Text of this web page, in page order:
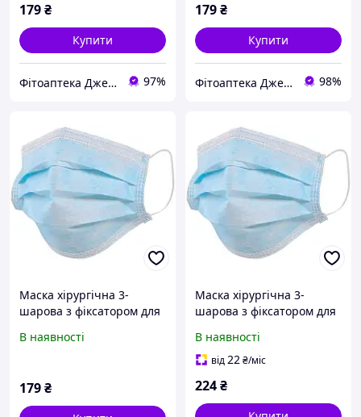
179₴
Купити
Фітоаптека Джерело здоров'я 97%
179₴
Купити
Фітоаптека Джерело здоров'я 98%
Маска хірургічна 3-
шарова з фіксатором для
Блакитний
В наявності
179₴
Маска хірургічна 3-
шарова з фіксатором для
Блакитний
В наявності
від22₴/міс
224₴